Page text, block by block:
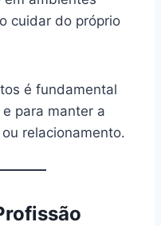
cuidar do próprio
é fundamental
para manter a
relacionamento.